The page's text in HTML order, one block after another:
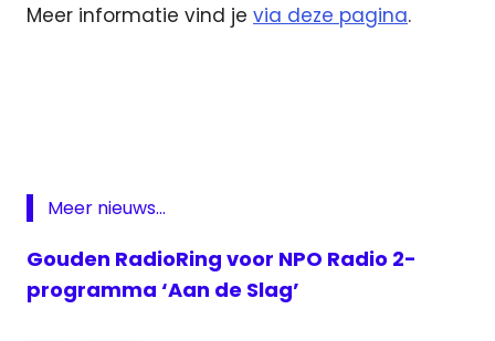
Meer informatie vind je via deze pagina.
NPO
2
top
Meer nieuws...
Gouden RadioRing voor NPO Radio 2-
programma ‘Aan de Slag’